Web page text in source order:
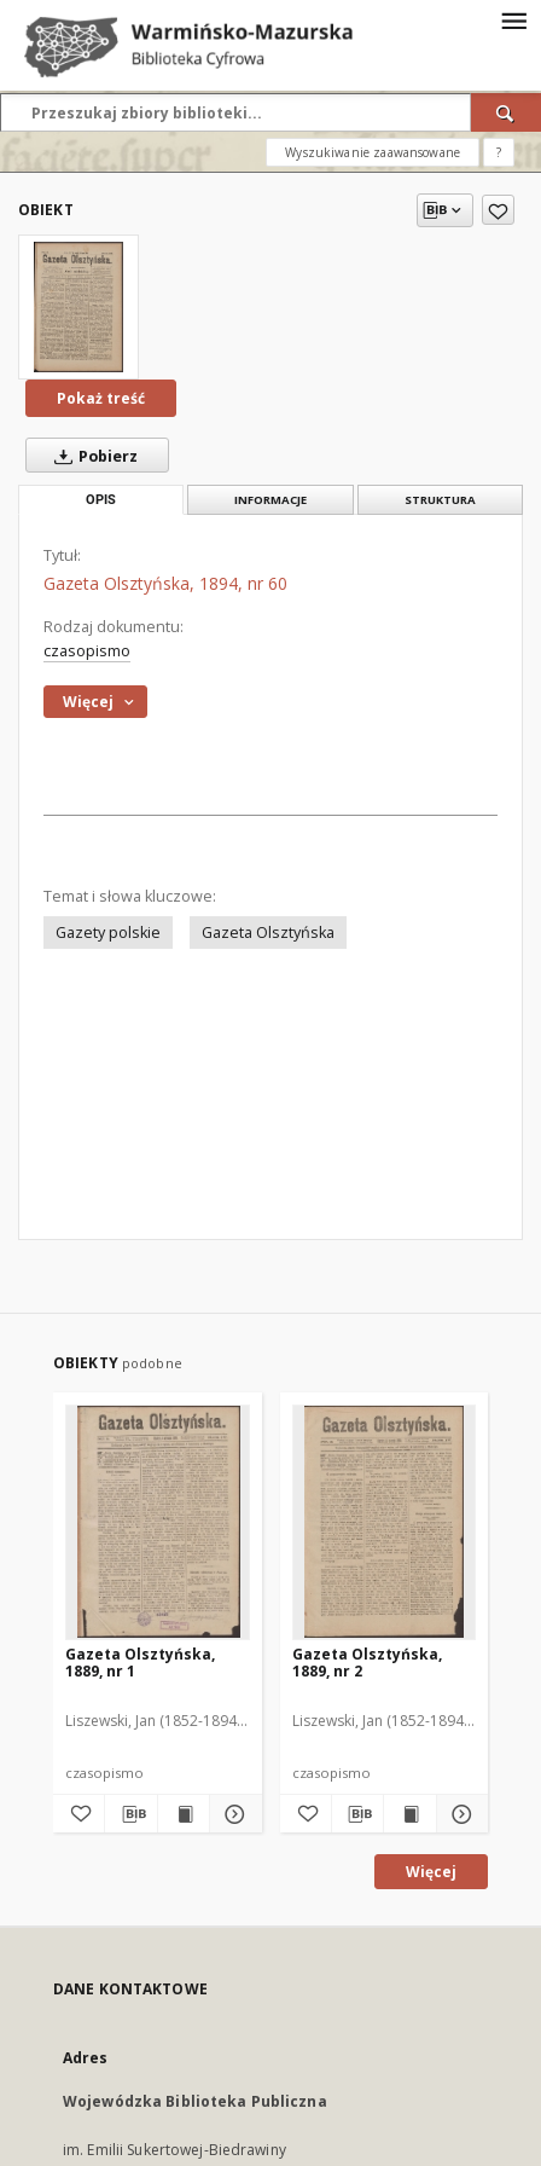
Wyszukiwanie zaawansowane ?
OBIEKT
Pokaż treść
Pobierz
OPIS INFORMACJE STRUKTURA
Tytuł:
Gazeta Olsztyńska, 1894, nr 60
Rodzaj dokumentu:
czasopismo
Więcej
Temat i słowa kluczowe:
Gazety polskie
Gazeta Olsztyńska
OBIEKTY podobne
Gazeta Olsztyńska,
1889, nr 1
Liszewski, Jan (1852-1894). Red.
czasopismo
Gazeta Olsztyńska,
1889, nr 2
Liszewski, Jan (1852-1894). Red.
czasopismo
Więcej
DANE KONTAKTOWE
Adres
Wojewódzka Biblioteka Publiczna
im. Emilii Sukertowej-Biedrawiny